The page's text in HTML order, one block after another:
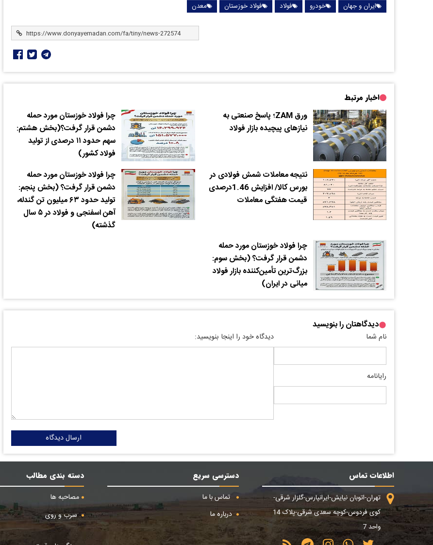
ایران و جهان خودرو فولاد فولاد خوزستان معدن
اخبار مرتبط
ورق ZAM؛ پاسخ صنعتی به
نیازهای پیچیده بازار فولاد
چرا فولاد خوزستان مورد حمله
دشمن قرار گرفت؟(بخش هشتم:
سهم حدود ۱۱ درصدی از تولید
فولاد کشور)
نتیجه معاملات شمش فولادی در
بورس کالا/ افزایش 1.46درصدی
قیمت هفتگی معاملات
چرا فولاد خوزستان مورد حمله
دشمن قرار گرفت؟ (بخش پنجم:
تولید حدود ۶۳ میلیون تن گندله،
آهن اسفنجی و فولاد در ۵ سال
گذشته)
چرا فولاد خوزستان مورد حمله
دشمن قرار گرفت؟ (بخش سوم:
بزرگ‌ترین تأمین‌کننده بازار فولاد
میانی در ایران)
دیدگاهتان را بنویسید
نام شما
رایانامه
دیدگاه خود را اینجا بنویسید:
ارسال دیدگاه
اطلاعات تماس
تهران-اتوبان نیایش-ایرانپارس-گلزار شرقی-
کوی فردوس-کوچه سعدی شرقی-پلاک 14
واحد 7
دسترسی سریع
تماس با ما
درباره ما
دسته بندی مطالب
مصاحبه ها
سرب و روی